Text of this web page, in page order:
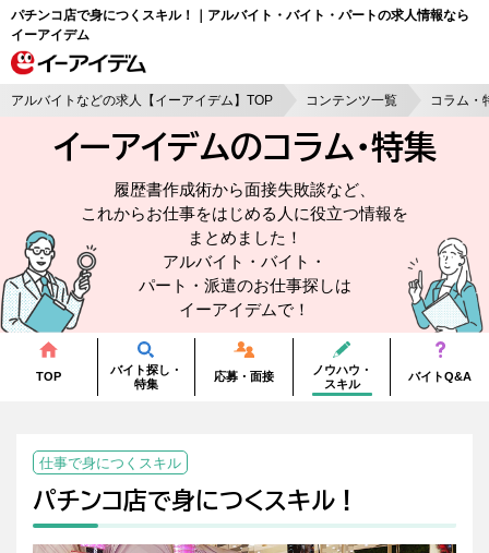
パチンコ店で身につくスキル！｜アルバイト・バイト・パートの求人情報なら
イーアイデム
アルバイトなどの求人【イーアイデム】TOP コンテンツ一覧 コラム・
イーアイデムのコラム・特集
履歴書作成術から面接失敗談など、
これからお仕事をはじめる人に役立つ情報を
まとめました！
アルバイト・バイト・
パート・派遣のお仕事探しは
イーアイデムで！
TOP
バイト探し・
特集
応募・面接
ノウハウ・
スキル
バイトQ&A
仕事で身につくスキル
パチンコ店で身につくスキル！